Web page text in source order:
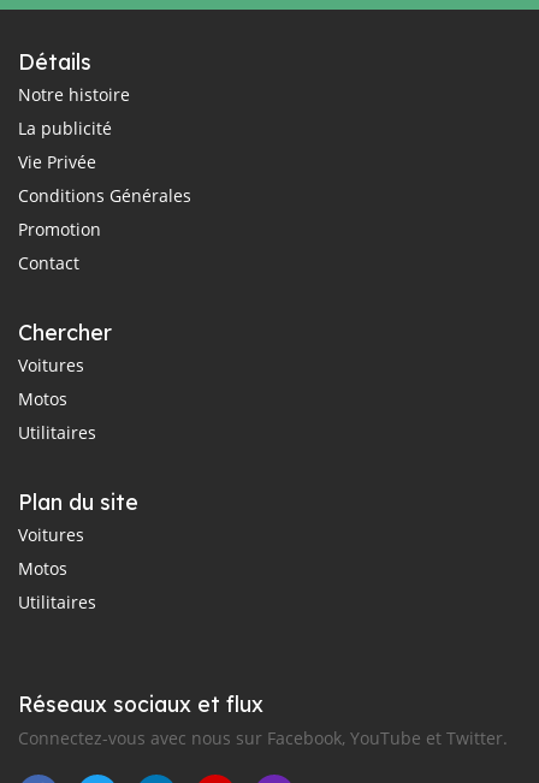
Détails
Notre histoire
La publicité
Vie Privée
Conditions Générales
Promotion
Contact
Chercher
Voitures
Motos
Utilitaires
Plan du site
Voitures
Motos
Utilitaires
Réseaux sociaux et flux
Connectez-vous avec nous sur Facebook, YouTube et Twitter.